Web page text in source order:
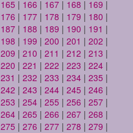
165 | 166 | 167 | 168 | 169 |
176 | 177 | 178 | 179 | 180 |
187 | 188 | 189 | 190 | 191 |
198 | 199 | 200 | 201 | 202 |
209 | 210 | 211 | 212 | 213 |
220 | 221 | 222 | 223 | 224 |
231 | 232 | 233 | 234 | 235 |
242 | 243 | 244 | 245 | 246 |
253 | 254 | 255 | 256 | 257 |
264 | 265 | 266 | 267 | 268 |
275 | 276 | 277 | 278 | 279 |